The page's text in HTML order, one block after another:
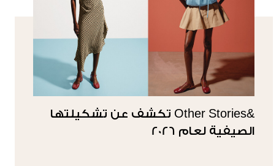
&Other Stories تكشف عن تشكيلتها
الصيفية لعام 2026